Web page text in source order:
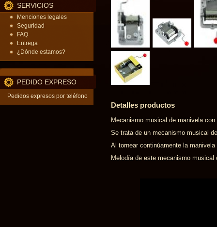
SERVICIOS
Menciones legales
Seguridad
FAQ
Entrega
¿Dónde estamos?
PEDIDO EXPRESO
Pedidos expresos por teléfono
Detalles productos
Mecanismo musical de manivela
Se trata de un mecanismo musical
Al tornear continúamente la
Melodía de este mecanismo